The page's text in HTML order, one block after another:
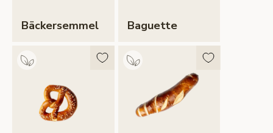
Bäckersemmel Baguette